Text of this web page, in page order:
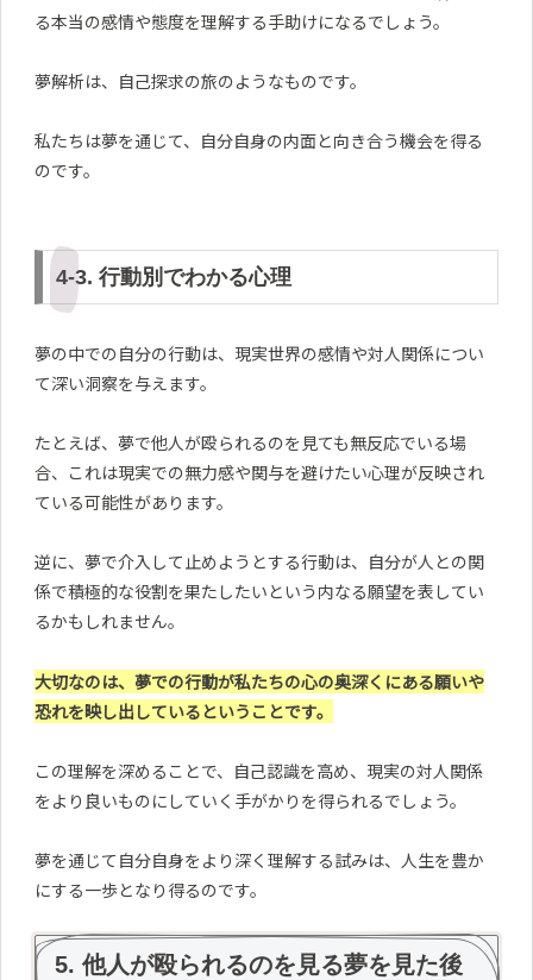
る本当の感情や態度を理解する手助けになるでしょう。
夢解析は、自己探求の旅のようなものです。
私たちは夢を通じて、自分自身の内面と向き合う機会を得る
のです。
4-3. 行動別でわかる心理
夢の中での自分の行動は、現実世界の感情や対人関係につい
て深い洞察を与えます。
たとえば、夢で他人が殴られるのを見ても無反応でいる場
合、これは現実での無力感や関与を避けたい心理が反映され
ている可能性があります。
逆に、夢で介入して止めようとする行動は、自分が人との関
係で積極的な役割を果たしたいという内なる願望を表してい
るかもしれません。
大切なのは、夢での行動が私たちの心の奥深くにある願いや
恐れを映し出しているということです。
この理解を深めることで、自己認識を高め、現実の対人関係
をより良いものにしていく手がかりを得られるでしょう。
夢を通じて自分自身をより深く理解する試みは、人生を豊か
にする一歩となり得るのです。
5. 他人が殴られるのを見る夢を見た後